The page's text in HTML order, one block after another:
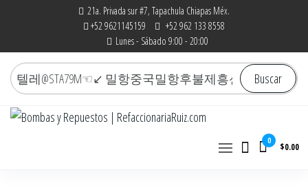
21a. Privada sur #7, Tapachula Chiapas Méx.
+52 9621145159
+52 962 133 8558
Lunes - Sábado 9:00 - 20:00
Buscar
por:
Buscar
0
$0.00